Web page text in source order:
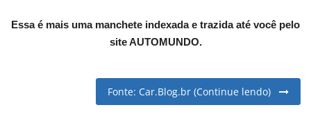
Essa é mais uma manchete indexada e trazida até você pelo
site AUTOMUNDO.
Fonte: Car.Blog.br (Continue lendo)